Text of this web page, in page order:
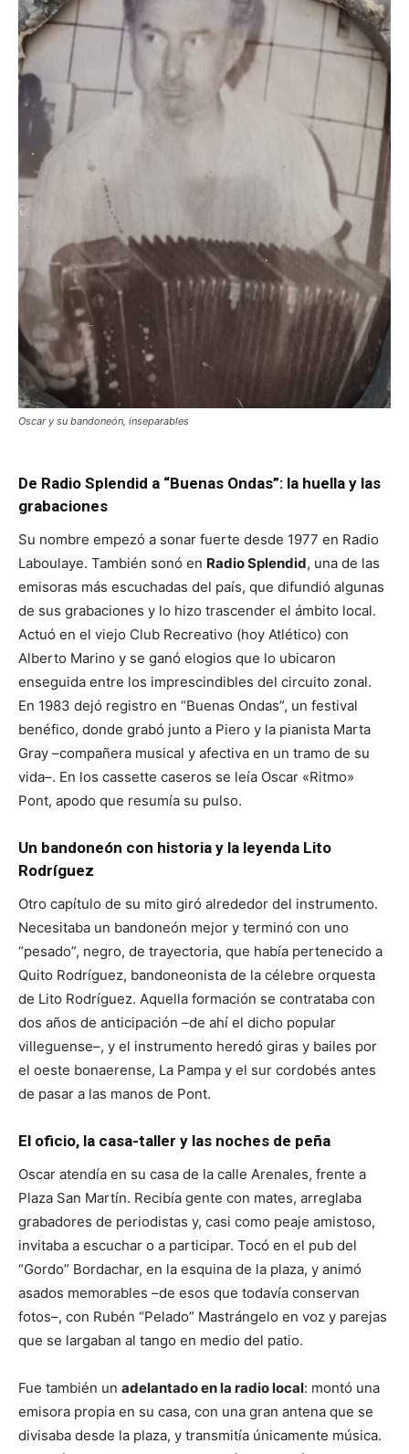
Oscar y su bandoneón, inseparables
De Radio Splendid a “Buenas Ondas”: la huella y las
grabaciones
Su nombre empezó a sonar fuerte desde 1977 en Radio
Laboulaye. También sonó en Radio Splendid, una de las
emisoras más escuchadas del país, que difundió algunas
de sus grabaciones y lo hizo trascender el ámbito local.
Actuó en el viejo Club Recreativo (hoy Atlético) con
Alberto Marino y se ganó elogios que lo ubicaron
enseguida entre los imprescindibles del circuito zonal.
En 1983 dejó registro en “Buenas Ondas”, un festival
benéfico, donde grabó junto a Piero y la pianista Marta
Gray –compañera musical y afectiva en un tramo de su
vida–. En los cassette caseros se leía Oscar «Ritmo»
Pont, apodo que resumía su pulso.
Un bandoneón con historia y la leyenda Lito
Rodríguez
Otro capítulo de su mito giró alrededor del instrumento.
Necesitaba un bandoneón mejor y terminó con uno
“pesado”, negro, de trayectoria, que había pertenecido a
Quito Rodríguez, bandoneonista de la célebre orquesta
de Lito Rodríguez. Aquella formación se contrataba con
dos años de anticipación –de ahí el dicho popular
villeguense–, y el instrumento heredó giras y bailes por
el oeste bonaerense, La Pampa y el sur cordobés antes
de pasar a las manos de Pont.
El oficio, la casa-taller y las noches de peña
Oscar atendía en su casa de la calle Arenales, frente a
Plaza San Martín. Recibía gente con mates, arreglaba
grabadores de periodistas y, casi como peaje amistoso,
invitaba a escuchar o a participar. Tocó en el pub del
“Gordo” Bordachar, en la esquina de la plaza, y animó
asados memorables –de esos que todavía conservan
fotos–, con Rubén “Pelado” Mastrángelo en voz y parejas
que se largaban al tango en medio del patio.
Fue también un adelantado en la radio local: montó una
emisora propia en su casa, con una gran antena que se
divisaba desde la plaza, y transmitía únicamente música.